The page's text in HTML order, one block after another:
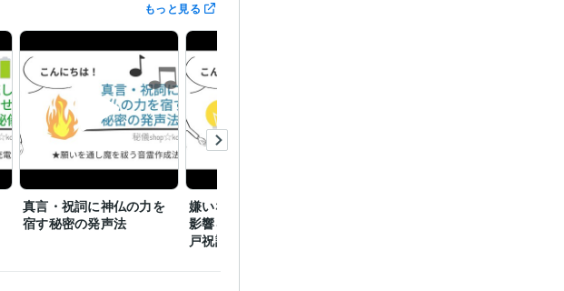
もっと見る
真言・祝詞に神仏の力を
宿す秘密の発声法
嫌いな人から想われる悪
影響を無力化する「天岩
戸祝詞」